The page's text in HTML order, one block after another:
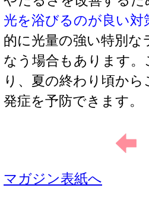
光を浴びるのが良い対
的に光量の強い特別
なう場合もあります
り、夏の終わり頃か
発症を予防できます。
マガジン表紙へ